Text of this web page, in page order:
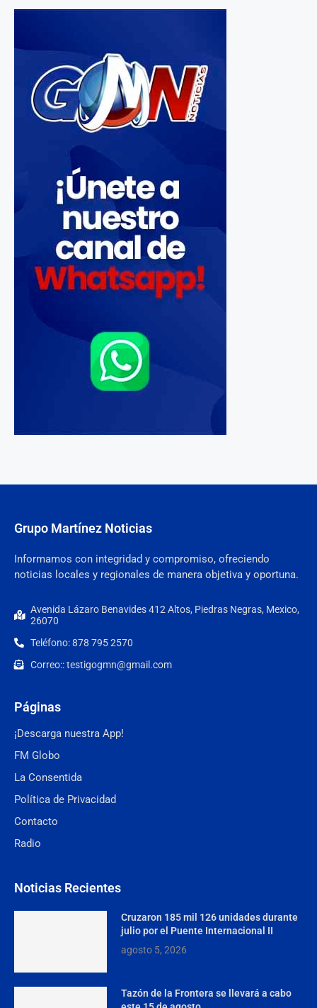
Grupo Martínez Noticias
Informamos con integridad y compromiso, ofreciendo
noticias locales y regionales de manera objetiva y oportuna.
Avenida Lázaro Benavides 412 Altos, Piedras Negras, Mexico,
26070
Teléfono: 878 795 2570
Correo:: testigogmn@gmail.com
Páginas
¡Descarga nuestra App!
FM Globo
La Consentida
Política de Privacidad
Contacto
Radio
Noticias Recientes
Cruzaron 185 mil 126 unidades durante
julio por el Puente Internacional II
agosto 5, 2026
Tazón de la Frontera se llevará a cabo